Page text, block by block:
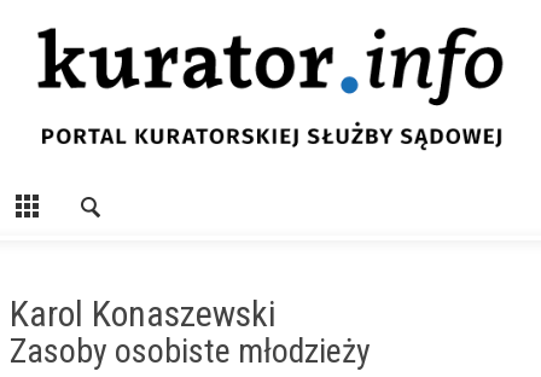
Karol Konaszewski
Zasoby osobiste młodzieży